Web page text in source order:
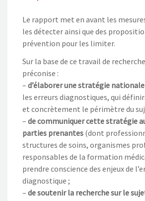
Le rapport met en avant les
les détecter ainsi que des
prévention pour les limiter.
Sur la base de ce travail de
préconise :
– d’élaborer une stratégie nationale
les erreurs diagnostiques, qui
et concrètement le périmètre du
– de communiquer cette stratégie
parties prenantes (dont
structures de soins, organismes
responsables de la formation
prendre conscience des enjeux de
diagnostique ;
– de soutenir la recherche sur le